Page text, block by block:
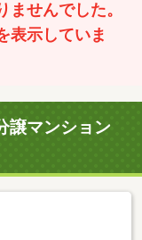
せんでした。
表示していま
譲マンション